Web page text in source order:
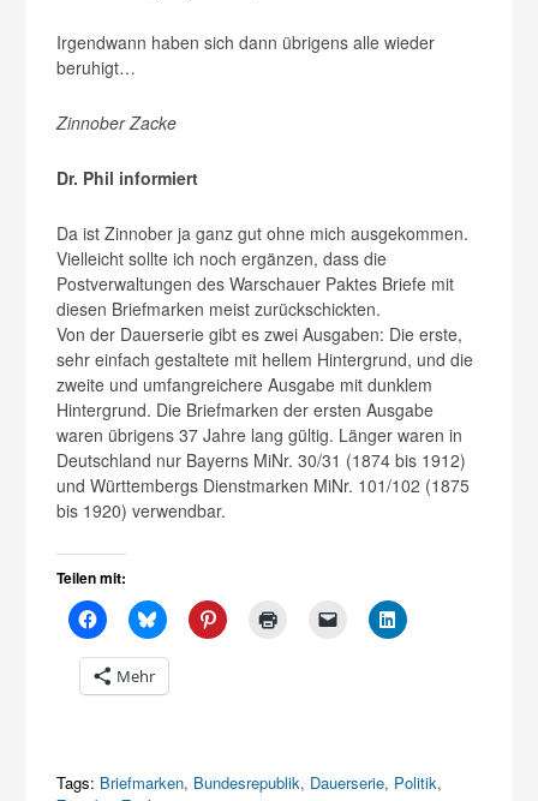
Irgendwann haben sich dann übrigens alle wieder
beruhigt…
Zinnober Zacke
Dr. Phil informiert
Da ist Zinnober ja ganz gut ohne mich ausgekommen.
Vielleicht sollte ich noch ergänzen, dass die
Postverwaltungen des Warschauer Paktes Briefe mit
diesen Briefmarken meist zurückschickten.
Von der Dauerserie gibt es zwei Ausgaben: Die erste,
sehr einfach gestaltete mit hellem Hintergrund, und die
zweite und umfangreichere Ausgabe mit dunklem
Hintergrund. Die Briefmarken der ersten Ausgabe
waren übrigens 37 Jahre lang gültig. Länger waren in
Deutschland nur Bayerns MiNr. 30/31 (1874 bis 1912)
und Württembergs Dienstmarken MiNr. 101/102 (1875
bis 1920) verwendbar.
Teilen mit:
Mehr
Tags: Briefmarken, Bundesrepublik, Dauerserie, Politik,